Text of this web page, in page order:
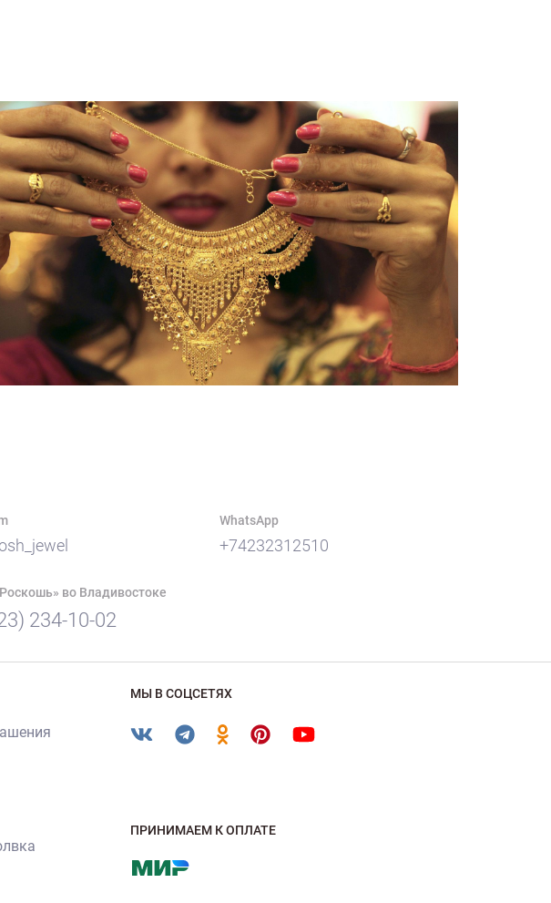
WhatsApp
+74232312510
во Владивостоке
234-10-02
МЫ В СОЦСЕТЯХ
ПРИНИМАЕМ К ОПЛАТЕ